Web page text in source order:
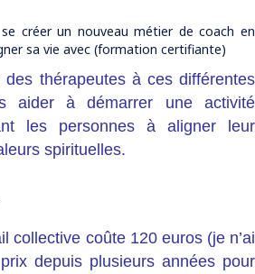
créer un nouveau métier de coach en
sa vie avec (formation certifiante)
des thérapeutes à ces différentes
aider à démarrer une activité
les personnes à aligner leur
spirituelles.
collective coûte 120 euros (je n’ai
depuis plusieurs années pour